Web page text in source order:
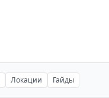
Локации Гайды